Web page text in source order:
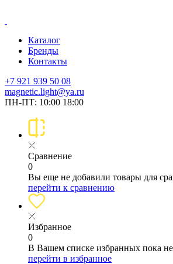
Каталог
Бренды
Контакты
+7 921 939 50 08
magnetic.light@ya.ru
ПН-ПТ: 10:00 18:00
Сравнение
0
Вы еще не добавили товары для
перейти к сравнению
Избранное
0
В Вашем списке избранных пока
перейти в избранное